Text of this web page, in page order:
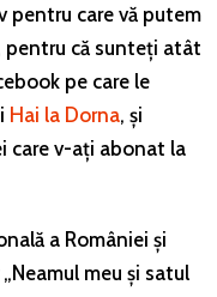
pentru care vă putem
pentru că sunteți atât
pe care le
Hai la Dorna, și
care v-ați abonat la
a României și
meu și satul